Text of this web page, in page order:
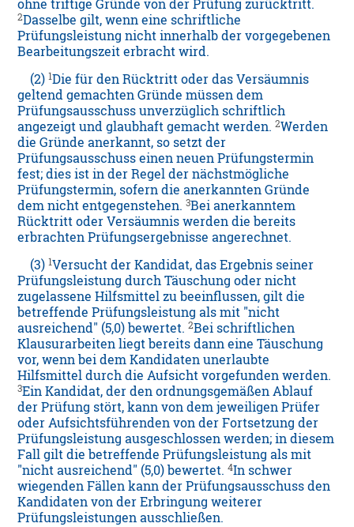
ohne triftige Gründe von der Prüfung zurücktritt.
2Dasselbe gilt, wenn eine schriftliche
Prüfungsleistung nicht innerhalb der vorgegebenen
Bearbeitungszeit erbracht wird.
(2)1Die für den Rücktritt oder das Versäumnis
geltend gemachten Gründe müssen dem
Prüfungsausschuss unverzüglich schriftlich
angezeigt und glaubhaft gemacht werden.2Werden
die Gründe anerkannt, so setzt der
Prüfungsausschuss einen neuen Prüfungstermin
fest; dies ist in der Regel der nächstmögliche
Prüfungstermin, sofern die anerkannten Gründe
dem nicht entgegenstehen.3Bei anerkanntem
Rücktritt oder Versäumnis werden die bereits
erbrachten Prüfungsergebnisse angerechnet.
(3)1Versucht der Kandidat, das Ergebnis seiner
Prüfungsleistung durch Täuschung oder nicht
zugelassene Hilfsmittel zu beeinflussen, gilt die
betreffende Prüfungsleistung als mit "nicht
ausreichend" (5,0) bewertet.2Bei schriftlichen
Klausurarbeiten liegt bereits dann eine Täuschung
vor, wenn bei dem Kandidaten unerlaubte
Hilfsmittel durch die Aufsicht vorgefunden werden.
3Ein Kandidat, der den ordnungsgemäßen Ablauf
der Prüfung stört, kann von dem jeweiligen Prüfer
oder Aufsichtsführenden von der Fortsetzung der
Prüfungsleistung ausgeschlossen werden; in diesem
Fall gilt die betreffende Prüfungsleistung als mit
"nicht ausreichend" (5,0) bewertet.4In schwer
wiegenden Fällen kann der Prüfungsausschuss den
Kandidaten von der Erbringung weiterer
Prüfungsleistungen ausschließen.